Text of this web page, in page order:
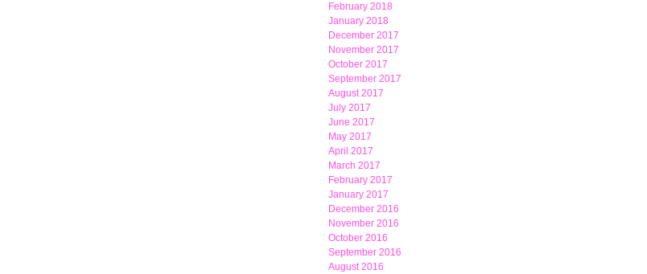
February 2018
January 2018
December 2017
November 2017
October 2017
September 2017
August 2017
July 2017
June 2017
May 2017
April 2017
March 2017
February 2017
January 2017
December 2016
November 2016
October 2016
September 2016
August 2016